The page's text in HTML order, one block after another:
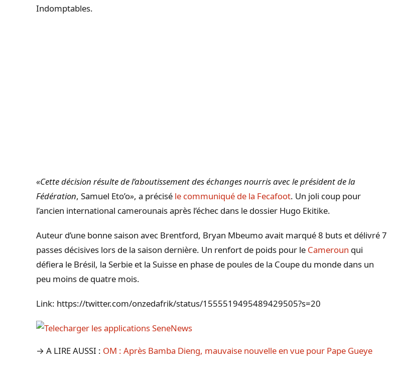
Indomptables.
«Cette décision résulte de l’aboutissement des échanges nourris avec le président de la
Fédération, Samuel Eto’o», a précisé le communiqué de la Fecafoot. Un joli coup pour
l’ancien international camerounais après l’échec dans le dossier Hugo Ekitike.
Auteur d’une bonne saison avec Brentford, Bryan Mbeumo avait marqué 8 buts et délivré 7
passes décisives lors de la saison dernière. Un renfort de poids pour le Cameroun qui
défiera le Brésil, la Serbie et la Suisse en phase de poules de la Coupe du monde dans un
peu moins de quatre mois.
Link: https://twitter.com/onzedafrik/status/1555519495489429505?s=20
→ A LIRE AUSSI : OM : Après Bamba Dieng, mauvaise nouvelle en vue pour Pape Gueye